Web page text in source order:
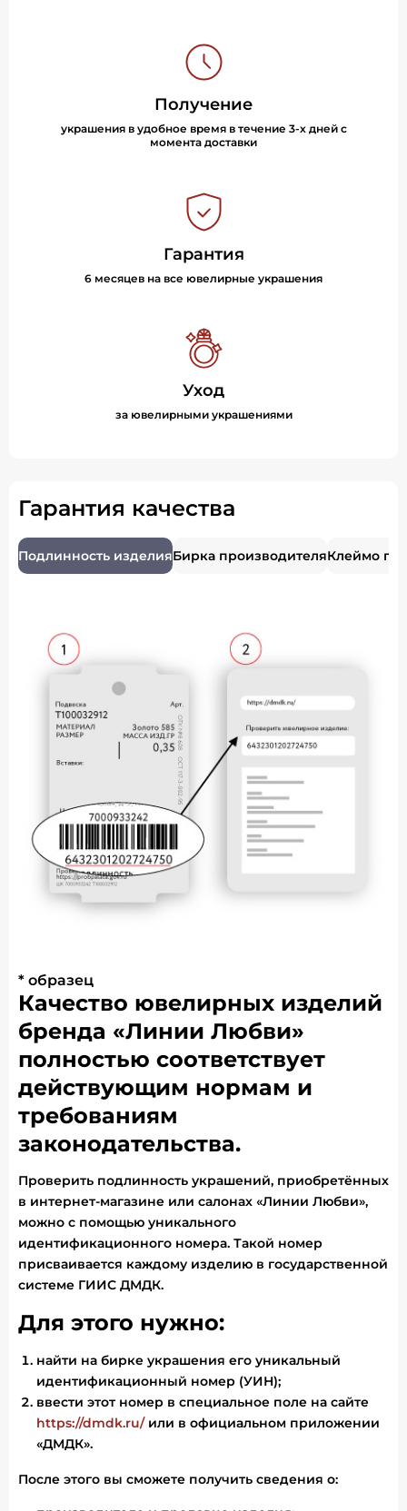
Получение
украшения в удобное время в течение 3-х дней с
момента доставки
Гарантия
6 месяцев на все ювелирные украшения
Уход
за ювелирными украшениями
Гарантия качества
Подлинность изделияБирка производителяКлеймо
* образец
Качество ювелирных изделий
бренда «Линии Любви»
полностью соответствует
действующим нормам и
требованиям
законодательства.
Проверить подлинность украшений, приобретённых
в интернет-магазине или салонах «Линии Любви»,
можно с помощью уникального
идентификационного номера. Такой номер
присваивается каждому изделию в государственной
системе ГИИС ДМДК.
Для этого нужно:
найти на бирке украшения его уникальный
идентификационный номер (УИН);
ввести этот номер в специальное поле на сайте
https://dmdk.ru/или в официальном приложении
«ДМДК».
После этого вы сможете получить сведения о: